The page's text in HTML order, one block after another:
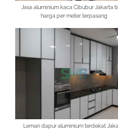
Jasa aluminium kaca Cibubur Jakarta
harga per meter terpasang
Lemari dapur aluminium terdekat